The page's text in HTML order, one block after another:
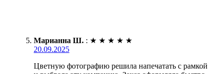
Марианна Ш. : ★ ★ ★ ★ ★
20.09.2025
Цветную фотографию решила напечатать с рамкой